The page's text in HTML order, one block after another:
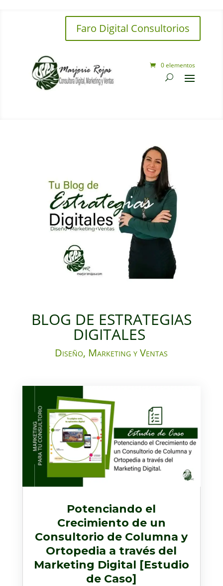
Faro Digital Consultorios
0 elementos
BLOG DE ESTRATEGIAS
DIGITALES
Diseño, Marketing y Ventas
Potenciando el
Crecimiento de un
Consultorio de Columna y
Ortopedia a través del
Marketing Digital [Estudio
de Caso]